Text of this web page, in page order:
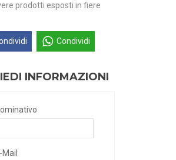
prodotti esposti in fiere
Condividi
INFORMAZIONI
Mail